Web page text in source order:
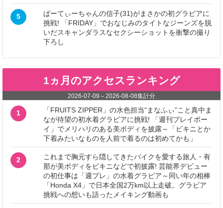
5
ぱーてぃーちゃんの信子(31)がまさかの初グラビアに
挑戦! 「FRIDAY」でおなじみのタイトなジーンズを脱
いだスキャンダラスなセクシーショットを衝撃の撮り
下ろし
1ヵ月のアクセスランキング
2026-07-09 ～2026-08-08集計分
1
「FRUITS ZIPPER」の水色担当“まなふぃ”こと真中ま
なが待望の初水着グラビアに挑戦! 「週刊プレイボー
イ」でメリハリのある美ボディを披露～「ビキニとか
下着みたいなものを人前で着るのは初めてかも」
2
これまで胸元すら隠してきたバイクを愛する旅人・有
那が美ボディをビキニなどで初披露! 芸能界デビュー
の初仕事は「週プレ」の水着グラビア～同い年の相棒
「Honda X4」で日本全国2万km以上走破。グラビア
挑戦への想いも語ったメイキング動画も